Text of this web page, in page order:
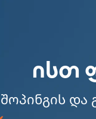
ისთ
შოპინგის და